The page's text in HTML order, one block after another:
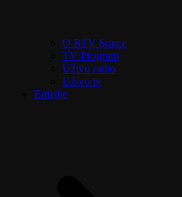
O RTV Sunce
TV Program
Uživo radio
Uživo tv
Emisije